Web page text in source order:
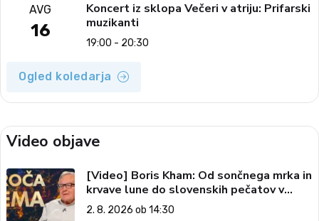
AVG
16
Koncert iz sklopa Večeri v atriju: Prifarski
muzikanti
19:00 - 20:30
Ogled koledarja
Video objave
[Video] Boris Kham: Od sončnega mrka in
krvave lune do slovenskih pečatov v
vesolju (Vroča tema, 2. 8. 2026)
2. 8. 2026 ob 14:30